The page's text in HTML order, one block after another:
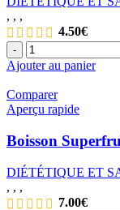
, , ,
4.50€
-
quantité
de
Superfruit
Baobab
bio
|
MATAHI
75cl
Ajouter au panier
Comparer
Aperçu rapide
Boisson
DIÉTÉTIQUE ET
, , ,
7.00€